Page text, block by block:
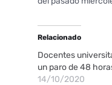
Relacionado
Docentes
un paro de 48
14/10/2020